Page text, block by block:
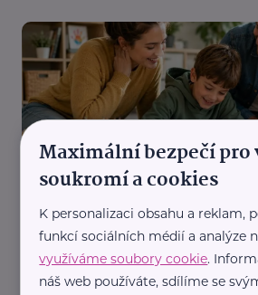
péče hledá nové zájemce
Děti Dospívání Komunikace
Podpora a pomoc Rodina Vztahy
Maximální bezpečí pro
soukromí a cookies
K personalizaci obsahu a reklam,
funkcí sociálních médií a analýze
využíváme soubory cookie.
náš web používáte, sdílíme se